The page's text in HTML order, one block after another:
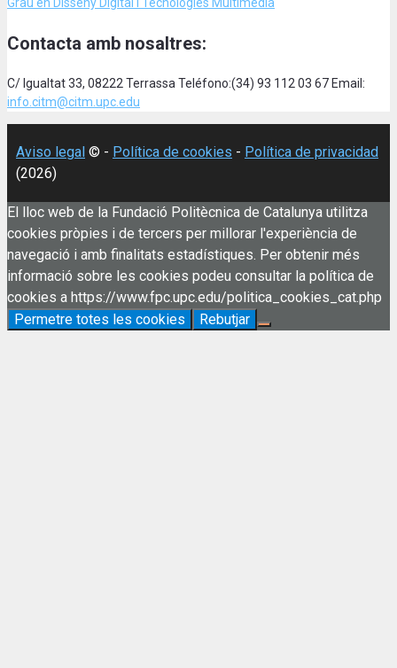
Grau en Disseny Digital i Tecnologies Multimèdia
Contacta amb nosaltres:
C/ Igualtat 33, 08222 Terrassa Teléfono:(34) 93 112 03 67 Email:
info.citm@citm.upc.edu
Aviso legal © - Política de cookies - Política de privacidad
(2026)
El lloc web de la Fundació Politècnica de Catalunya utilitza
cookies pròpies i de tercers per millorar l'experiència de
navegació i amb finalitats estadístiques. Per obtenir més
informació sobre les cookies podeu consultar la política de
cookies a https://www.fpc.upc.edu/politica_cookies_cat.php
Permetre totes les cookies
Rebutjar